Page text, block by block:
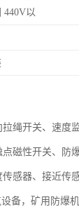
440V以
绳开关、速度
磁性开关、防
感器、接近传
备，矿用防爆